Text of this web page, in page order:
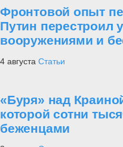
Фронтовой опыт
Путин перестроил
вооружениями и
4 августа Статьи
«Буря» над
которой сотни
беженцами